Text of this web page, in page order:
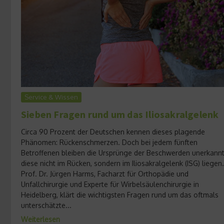
Service & Wissen
Sieben Fragen rund um das Iliosakralgelenk
Circa 90 Prozent der Deutschen kennen dieses plagende
Phänomen: Rückenschmerzen. Doch bei jedem fünften
Betroffenen bleiben die Ursprünge der Beschwerden
diese nicht im Rücken, sondern im Iliosakralgelenk (ISG) liegen.
Prof. Dr. Jürgen Harms, Facharzt für Orthopädie und
Unfallchirurgie und Experte für Wirbelsäulenchirurgie in
Heidelberg, klärt die wichtigsten Fragen rund um das oftmals
unterschätzte...
Weiterlesen